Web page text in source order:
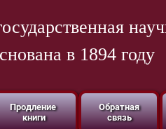
в 1894 году
Продление
книги
Обратная
связь